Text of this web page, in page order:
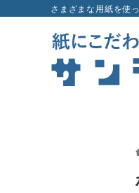
さまざまな用紙を使